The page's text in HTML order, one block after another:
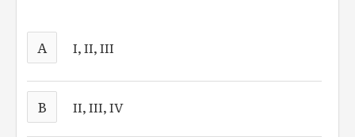
A I, II, III
B II, III, IV